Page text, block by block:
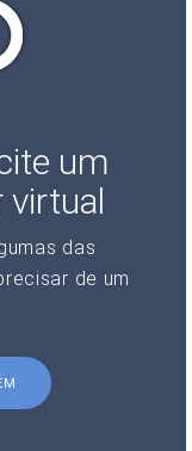
um
virtual
das
de um